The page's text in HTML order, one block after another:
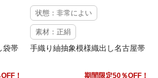
袋帯
！
状態：非常によい
素材：正絹
手織り紬抽象模様織出し名古屋帯
期間限定50％OFF！